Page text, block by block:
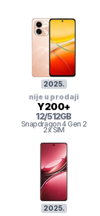
2025.
nije u prodaji
Y200+
12/512GB
Snapdragon 4 Gen 2
2x SIM
2025.